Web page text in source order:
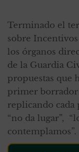
Terminado el
sobre
los órganos
de la Guardia
propuestas que
primer borrador
replicando cada
“no da lugar”,
contemplamos”.